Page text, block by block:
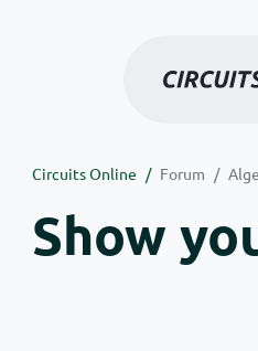
Circuits Online Forum
Show